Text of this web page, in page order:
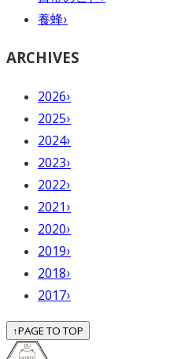
養蜂›
ARCHIVES
2026›
2025›
2024›
2023›
2022›
2021 ›
2020›
2019›
2018›
2017›
↑PAGE TO TOP